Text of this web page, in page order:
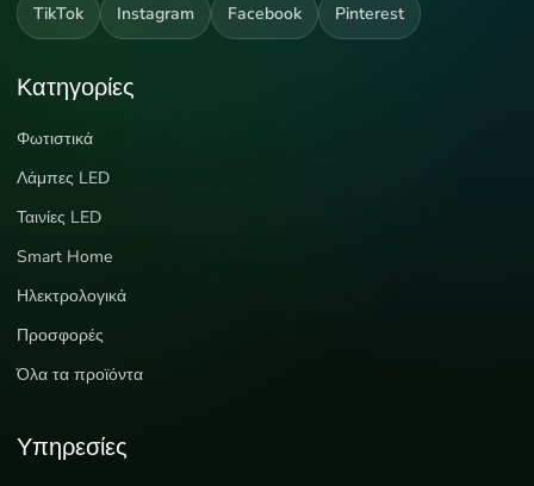
TikTok Instagram Facebook Pinterest
Κατηγορίες
Φωτιστικά
Λάμπες LED
Ταινίες LED
Smart Home
Ηλεκτρολογικά
Προσφορές
Όλα τα προϊόντα
Υπηρεσίες